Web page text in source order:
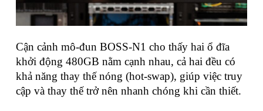
Cận cảnh mô-đun BOSS-N1 cho thấy hai ổ đĩa
khởi động 480GB nằm cạnh nhau, cả hai đều có
khả năng thay thế nóng (hot-swap), giúp việc truy
cập và thay thế trở nên nhanh chóng khi cần thiết.